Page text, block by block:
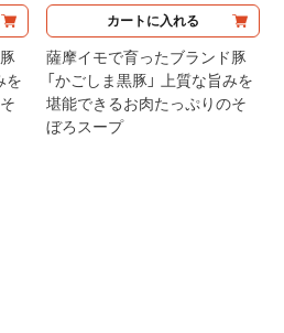
を
カートに入れる
薩摩イモで育ったブランド豚
「かごしま黒豚」 上質な旨みを
堪能できるお肉たっぷりのそ
ぼろスープ